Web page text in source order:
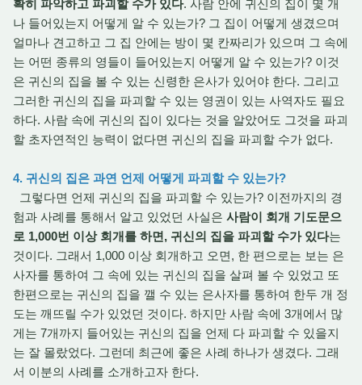
확히 파악하고 파괴할 수가 있다. 사람 안에 귀신의 집이 몇 개
나 들어있는지 어떻게 알 수 있는가? 그 집이 어떻게 생겼으며
얼마나 견고하고 그 집 안에는 방이 몇 칸짜리가 있으며 그 속에
는 어떤 종류의 영들이 들어있는지 어떻게 알 수 있는가? 이것
은 귀신의 집을 볼 수 있는 신령한 은사가 있어야 한다. 그리고
그러한 귀신의 집을 파괴할 수 있는 영권이 있는 사역자도 필요
하다. 사람 속에 귀신의 집이 있다는 것을 알았어도 그것을 파괴
할 초자연적인 능력이 없다면 귀신의 집을 파괴할 수가 없다.
4. 귀신의 집은 과연 언제 어떻게 파괴할 수 있는가?
그렇다면 언제 귀신의 집을 파괴할 수 있는가? 이전까지의 경
험과 사례를 통해서 알고 있었던 사실은 사람이 회개 기도문으
로 1,000번 이상 회개를 하면, 귀신의 집을 파괴할 수가 있다는
것이다. 그래서 1,000 이상 회개하고 오면, 한 편으로는 보는 은
사자를 통하여 그 속에 있는 귀신의 집을 살펴 볼 수 있었고 또
한편으로는 귀신의 집을 깰 수 있는 은사자를 통하여 한두 개 정
도는 깨뜨릴 수가 있었던 것이다. 하지만 사람 속에 3개에서 많
게는 7개까지 들어있는 귀신의 집을 언제 다 파괴할 수 있을지
는 잘 몰랐었다. 그런데 최근에 좋은 사례 하나가 생겼다. 그래
서 이분의 사례를 소개하고자 한다.